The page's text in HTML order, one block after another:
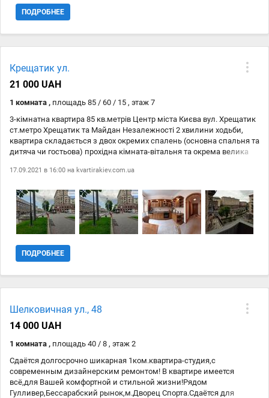
телевізор, супутникове ТБ Комфорт: кондиціонер, балкон, ванна,
душова кабіна, сигналізація, гардероб, паркувальне місце Домашні
зупинки транспорту та інші важливі обєкти. Додатково Підходить
для іноземців та сімей із дітьми.
ПОДРОБНЕЕ
Крещатик ул.
21 000 UAH
1 комната , площадь 85 / 60 / 15 , этаж 7
3-кімнатна квартира 85 кв.метрів Центр міста Києва вул. Хрещатик
ст.метро Хрещатик та Майдан Незалежності 2 хвилини ходьби,
квартира складається з двох окремих спалень (основна спальня та
дитяча чи гостьова) прохідна кімната-вітальня та окрема велика
видно вулицю Хрещатик, в квартирі тихо. Поруч вся інфраструктура
Billa, торгово- розважальні центри ЦУМ та ТРЦ Gulliver.
17.09.2021 в 16:00 на kvartirakiev.com.ua
ПОДРОБНЕЕ
Шелковичная ул., 48
14 000 UAH
1 комната , площадь 40 / 8 , этаж 2
Сдаётся долгосрочно шикарная 1ком.квартира-студия,с
современным дизайнерским ремонтом! В квартире имеется
всё,для Вашей комфортной и стильной жизни!Рядом
Гулливер,Бессарабский рынок,м.Дворец Спорта.Сдаётся для